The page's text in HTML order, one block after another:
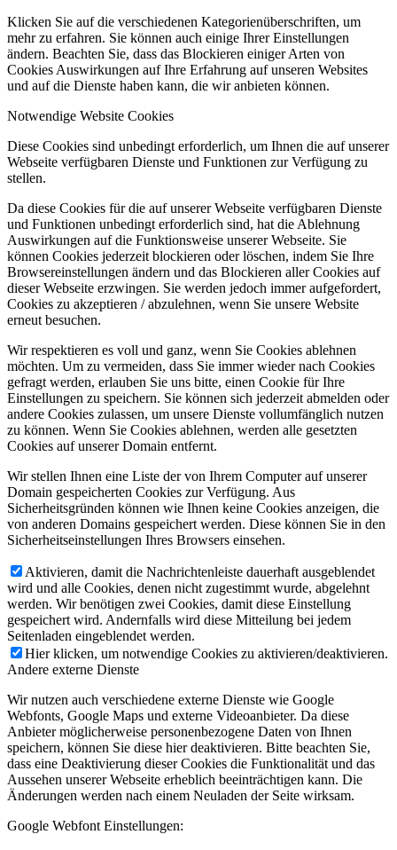
Klicken Sie auf die verschiedenen Kategorienüberschriften, um
mehr zu erfahren. Sie können auch einige Ihrer Einstellungen
ändern. Beachten Sie, dass das Blockieren einiger Arten von
Cookies Auswirkungen auf Ihre Erfahrung auf unseren Websites
und auf die Dienste haben kann, die wir anbieten können.
Notwendige Website Cookies
Diese Cookies sind unbedingt erforderlich, um Ihnen die auf unserer
Webseite verfügbaren Dienste und Funktionen zur Verfügung zu
stellen.
Da diese Cookies für die auf unserer Webseite verfügbaren Dienste
und Funktionen unbedingt erforderlich sind, hat die Ablehnung
Auswirkungen auf die Funktionsweise unserer Webseite. Sie
können Cookies jederzeit blockieren oder löschen, indem Sie Ihre
Browsereinstellungen ändern und das Blockieren aller Cookies auf
dieser Webseite erzwingen. Sie werden jedoch immer aufgefordert,
Cookies zu akzeptieren / abzulehnen, wenn Sie unsere Website
erneut besuchen.
Wir respektieren es voll und ganz, wenn Sie Cookies ablehnen
möchten. Um zu vermeiden, dass Sie immer wieder nach Cookies
gefragt werden, erlauben Sie uns bitte, einen Cookie für Ihre
Einstellungen zu speichern. Sie können sich jederzeit abmelden oder
andere Cookies zulassen, um unsere Dienste vollumfänglich nutzen
zu können. Wenn Sie Cookies ablehnen, werden alle gesetzten
Cookies auf unserer Domain entfernt.
Wir stellen Ihnen eine Liste der von Ihrem Computer auf unserer
Domain gespeicherten Cookies zur Verfügung. Aus
Sicherheitsgründen können wie Ihnen keine Cookies anzeigen, die
von anderen Domains gespeichert werden. Diese können Sie in den
Sicherheitseinstellungen Ihres Browsers einsehen.
Aktivieren, damit die Nachrichtenleiste dauerhaft ausgeblendet
wird und alle Cookies, denen nicht zugestimmt wurde, abgelehnt
werden. Wir benötigen zwei Cookies, damit diese Einstellung
gespeichert wird. Andernfalls wird diese Mitteilung bei jedem
Seitenladen eingeblendet werden.
Hier klicken, um notwendige Cookies zu aktivieren/deaktivieren.
Andere externe Dienste
Wir nutzen auch verschiedene externe Dienste wie Google
Webfonts, Google Maps und externe Videoanbieter. Da diese
Anbieter möglicherweise personenbezogene Daten von Ihnen
speichern, können Sie diese hier deaktivieren. Bitte beachten Sie,
dass eine Deaktivierung dieser Cookies die Funktionalität und das
Aussehen unserer Webseite erheblich beeinträchtigen kann. Die
Änderungen werden nach einem Neuladen der Seite wirksam.
Google Webfont Einstellungen: